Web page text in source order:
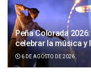
Peña Colorada
celebrar la música y
6 DE AGOSTO DE 2026